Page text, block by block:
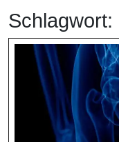
Schlagwort: